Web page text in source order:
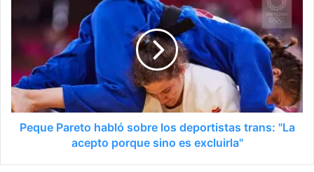
Peque Pareto habló sobre los deportistas trans: "La
acepto porque sino es excluirla"